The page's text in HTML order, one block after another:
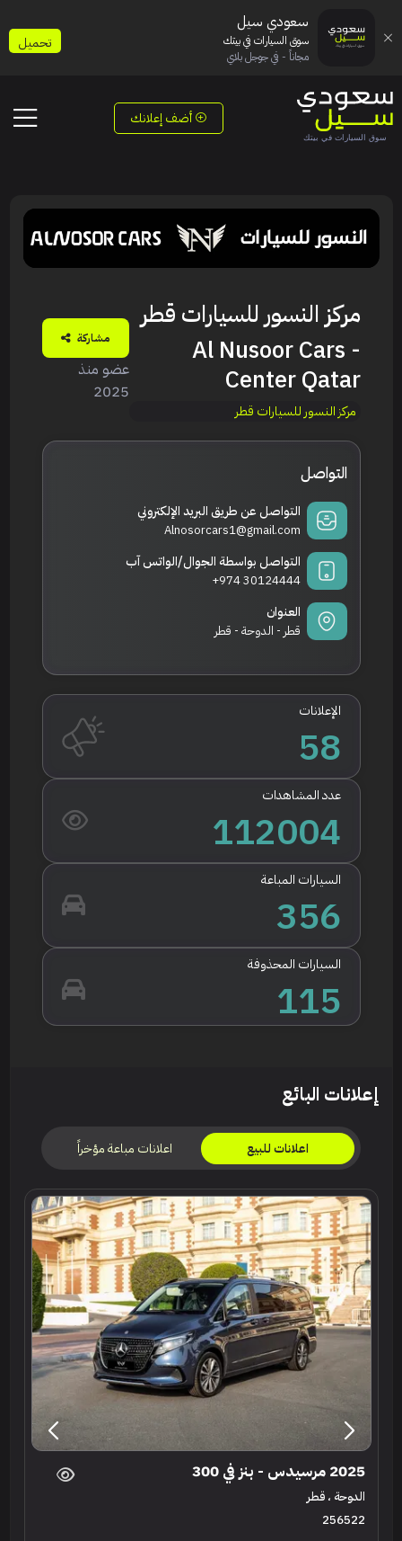
أضف إعلانك
مركز النسور للسيارات قطر
- Al Nusoor Cars
Center Qatar
مركز النسور للسيارات قطر
مشاركة
عضو منذ
2025
التواصل
التواصل عن طريق البريد الإلكتروني
Alnosorcars1@gmail.com
التواصل بواسطة الجوال/الواتس آب
+974 30124444
العنوان
قطر - الدوحة - قطر
الإعلانات
58
عدد المشاهدات
112004
السيارات المباعة
356
السيارات المحذوفة
115
إعلانات البائع
اعلانات للبيع اعلانات مباعة مؤخراً
2025 مرسيدس - بنز في 300
الدوحة ، قطر
256522
سعودي سيل
سوق السيارات في بيتك
مجاناً - في جوجل بلاي
تحميل